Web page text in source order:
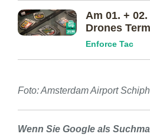
Am 01. +
Drones
Enforce Tac
Foto: Amsterdam Airport
Wenn Sie Google als